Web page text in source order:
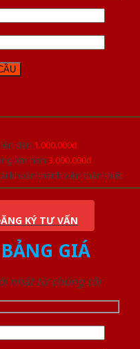
đến 1.000.000đ
lớn hơn 3.000.000đ
khoản thành viên thân thiết
KÝ TƯ VẤN
GIÁ
nhất từ chúng tôi